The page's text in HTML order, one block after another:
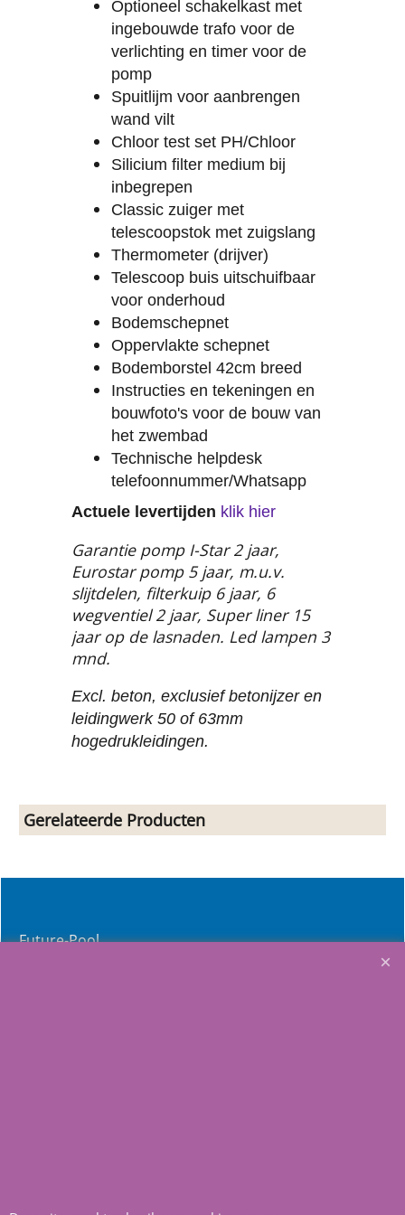
Optioneel schakelkast met
ingebouwde trafo voor de
verlichting en timer voor de
pomp
Spuitlijm voor aanbrengen
wand vilt
Chloor test set PH/Chloor
Silicium filter medium bij
inbegrepen
Classic zuiger met
telescoopstok met zuigslang
Thermometer (drijver)
Telescoop buis uitschuifbaar
voor onderhoud
Bodemschepnet
Oppervlakte schepnet
Bodemborstel 42cm breed
Instructies en tekeningen en
bouwfoto's voor de bouw van
het zwembad
Technische helpdesk
telefoonnummer/Whatsapp
Actuele levertijden klik hier
Garantie pomp I-Star 2 jaar,
Eurostar pomp 5 jaar, m.u.v.
slijtdelen, filterkuip 6 jaar, 6
wegventiel 2 jaar, Super liner 15
jaar op de lasnaden. Led lampen 3
mnd.
Excl. beton, exclusief betonijzer en
leidingwerk 50 of 63mm
hogedrukleidingen.
Gerelateerde Producten
Future-Pool